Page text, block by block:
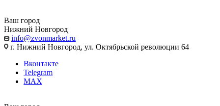
Ваш город
Нижний Новгород
info@zvonmarket.ru
г. Нижний Новгород, ул. Октябрьской революции 64
Вконтакте
Telegram
MAX